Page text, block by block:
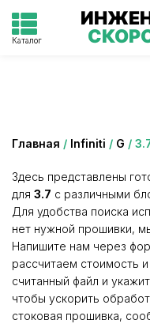
Каталог
Главная / Infiniti / G /
Здесь представлены
для 3.7 с различными
Для удобства поиска
нет нужной прошивки,
Напишите нам через
рассчитаем стоимость
считанный файл и
чтобы ускорить
стоковая прошивка,